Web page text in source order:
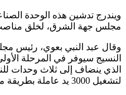
ويندرج تدشين هذه الوحدة
مجلس جهة الشرق، لخلق
وقال عبد النبي بعوي، رئيس
الذي ينضاف إلى ثلاث وحدات
لتشغيل 3000 يد عاملة بطريقة مباشرة وغير مباشرة.